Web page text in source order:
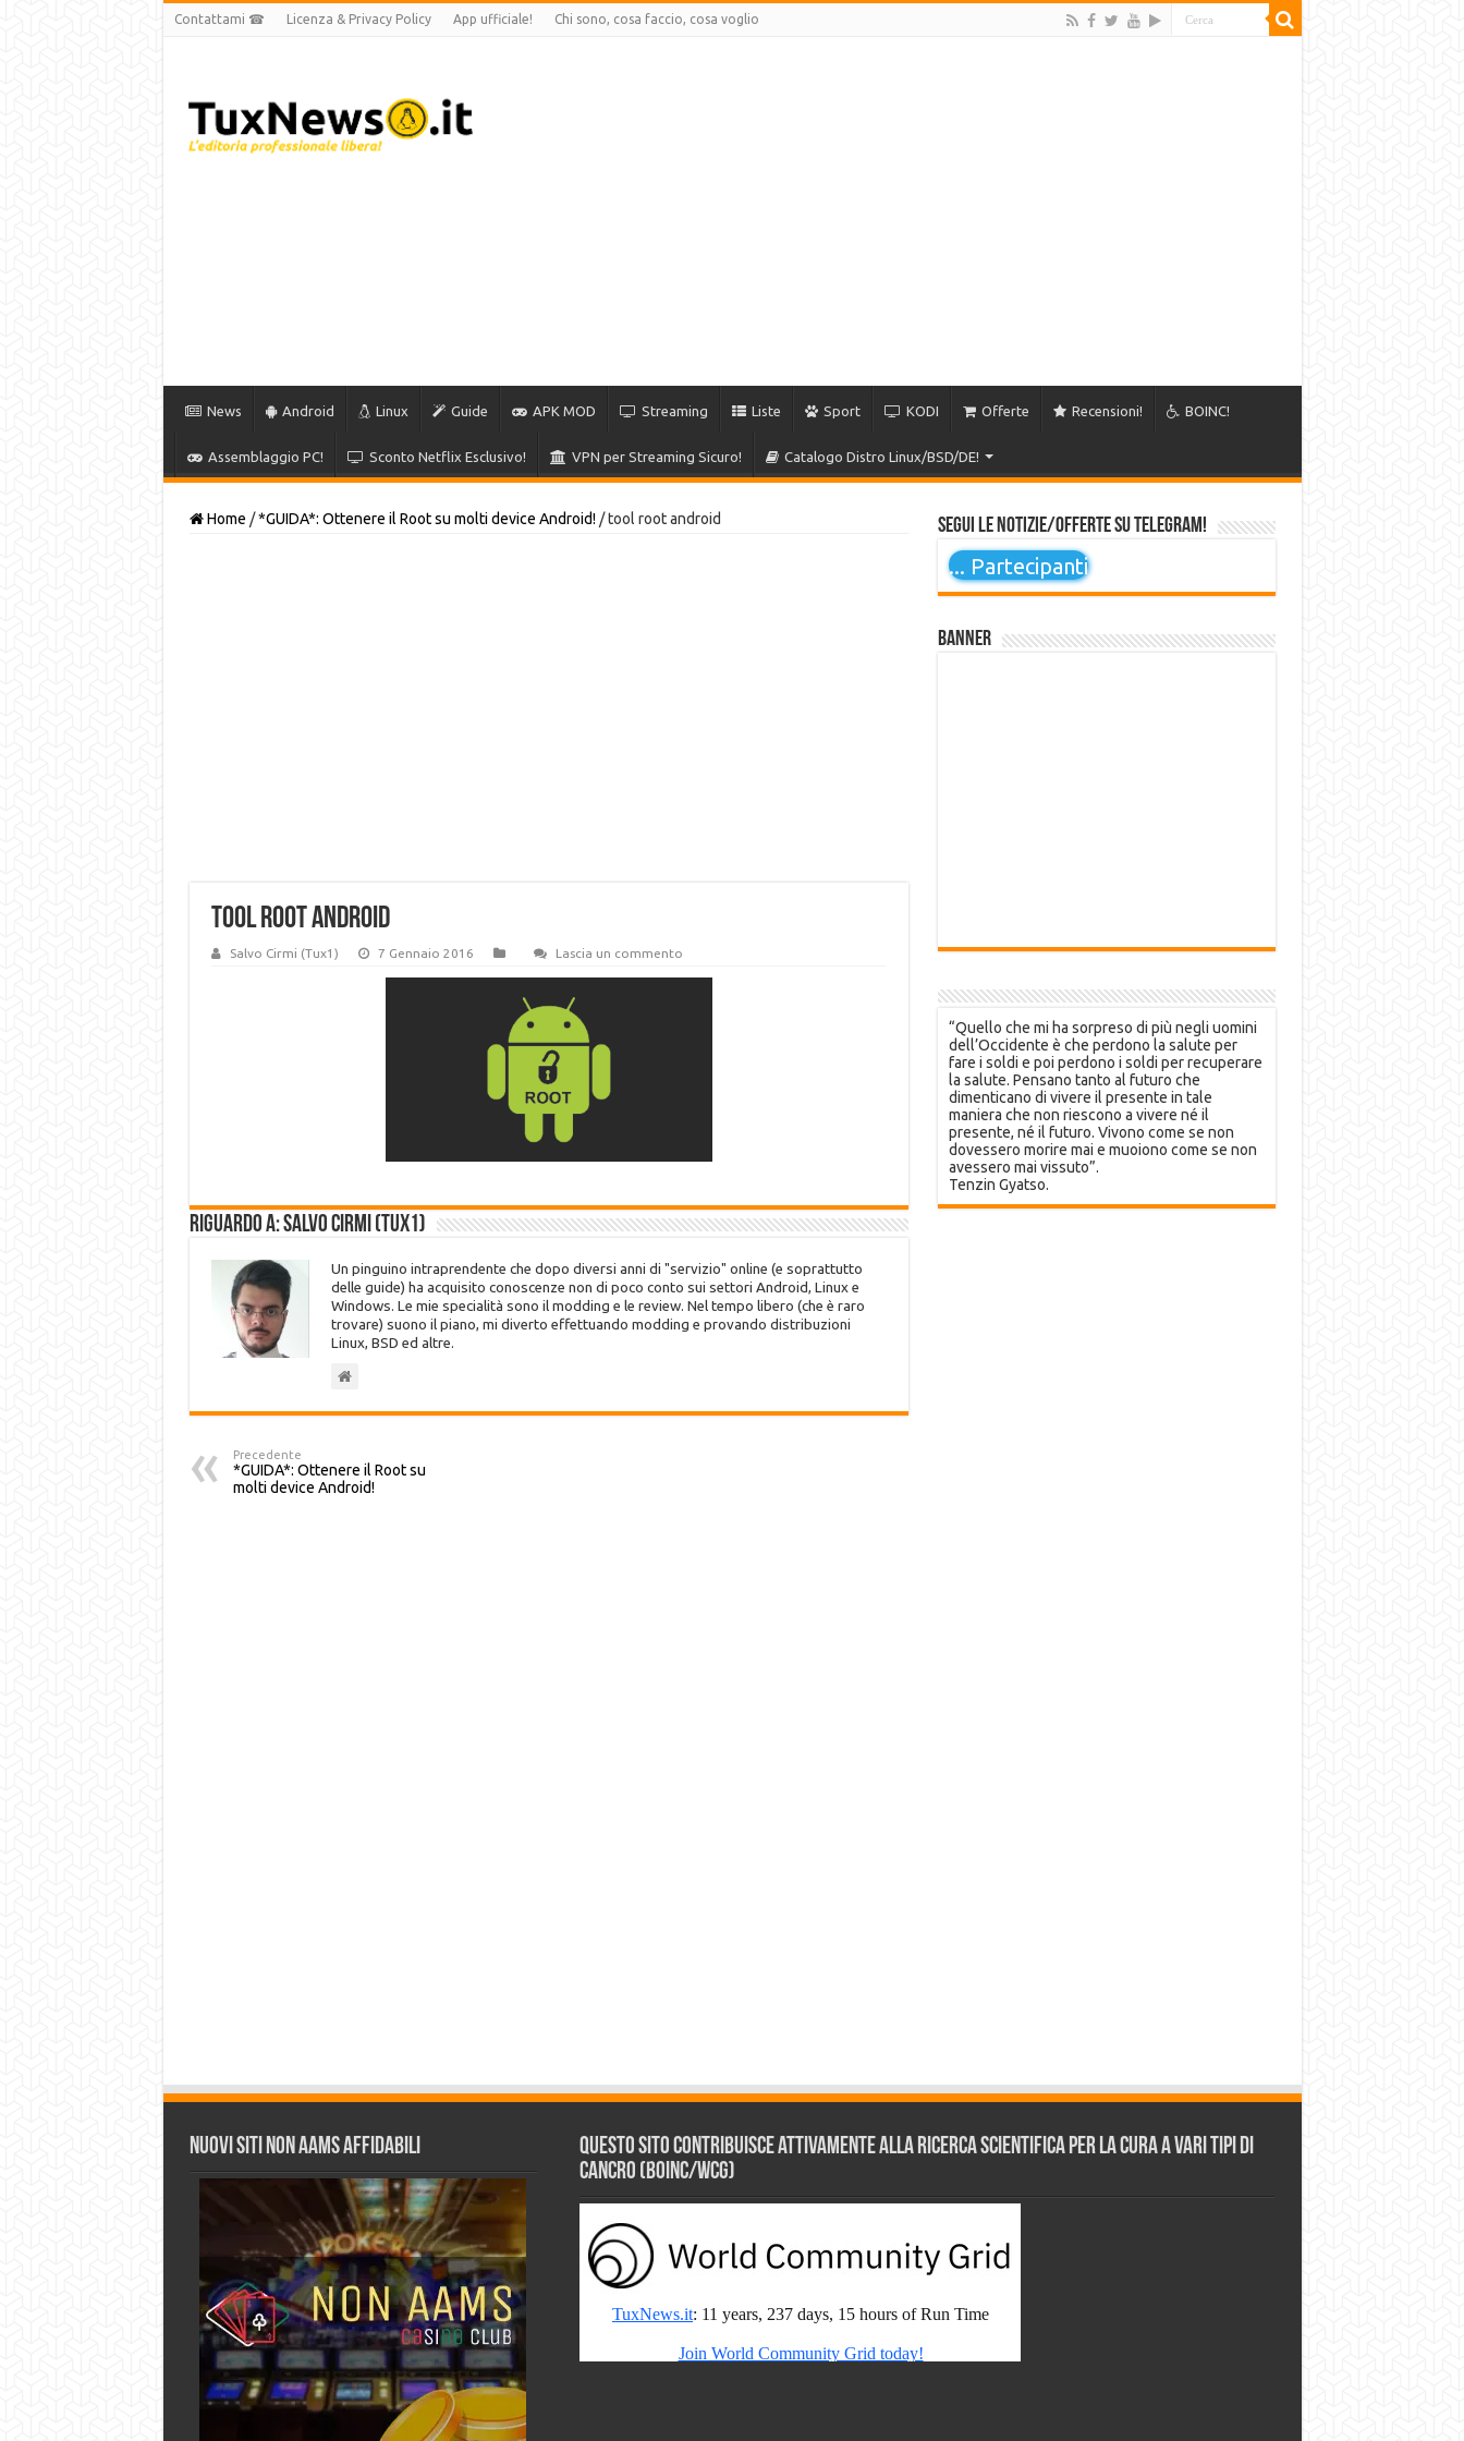
Contattami ☎ Licenza & Privacy Policy App ufficiale! Chi sono, cosa faccio, cosa voglio
News Android Linux Guide APK MOD Streaming Liste Sport KODI Offerte Recensioni! BOINC!
Assemblaggio PC! Sconto Netflix Esclusivo! VPN per Streaming Sicuro! Catalogo Distro Linux/BSD/DE!
Home / *GUIDA*: Ottenere il Root su molti device Android! / tool root android
tool root android
Salvo Cirmi (Tux1) 7 Gennaio 2016 Lascia un commento
Riguardo a: Salvo Cirmi (Tux1)
Un pinguino intraprendente che dopo diversi anni di "servizio" online (e soprattutto
delle guide) ha acquisito conoscenze non di poco conto sui settori Android, Linux e
Windows. Le mie specialità sono il modding e le review. Nel tempo libero (che è raro
trovare) suono il piano, mi diverto effettuando modding e provando distribuzioni
Linux, BSD ed altre.
Precedente
*GUIDA*: Ottenere il Root su
molti device Android!
Segui le notizie/offerte su Telegram!
... Partecipanti
Banner
“Quello che mi ha sorpreso di più negli uomini
dell’Occidente è che perdono la salute per
fare i soldi e poi perdono i soldi per recuperare
la salute. Pensano tanto al futuro che
dimenticano di vivere il presente in tale
maniera che non riescono a vivere né il
presente, né il futuro. Vivono come se non
dovessero morire mai e muoiono come se non
avessero mai vissuto”.
Tenzin Gyatso.
Nuovi siti non AAMS affidabili
Questo sito contribuisce attivamente alla ricerca scientifica per la cura a vari tipi di
Cancro (BOINC/WCG)